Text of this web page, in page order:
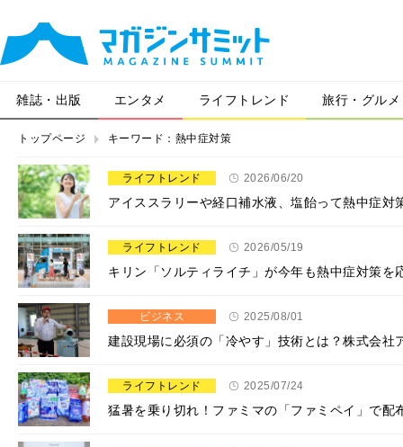
雑誌・出版 エンタメ ライフトレンド 旅行・グルメ
トップページ キーワード：熱中症対策
ライフトレンド 2026/06/20
アイススラリーや経口補水液、塩飴って熱中症対
ライフトレンド 2026/05/19
キリン「ソルティライチ」が今年も熱中症対策
ビジネス 2025/08/01
建設現場に必須の「冷やす」技術とは？株式会
ライフトレンド 2025/07/24
猛暑を乗り切れ！ファミマの「ファミペイ」で配